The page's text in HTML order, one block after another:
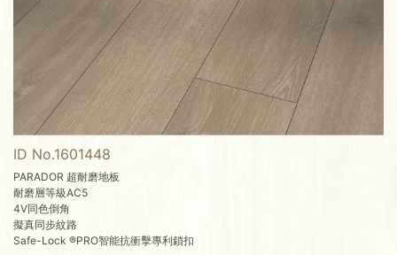
ID No.1601448
PARADOR 超耐磨地板
耐磨層等級AC5
4V同色倒角
擬真同步紋路
Safe-Lock ®PRO智能抗衝擊專利鎖扣